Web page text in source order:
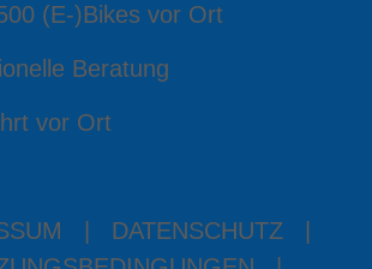
(E-)Bikes vor Ort
Beratung
vor Ort
DATENSCHUTZ